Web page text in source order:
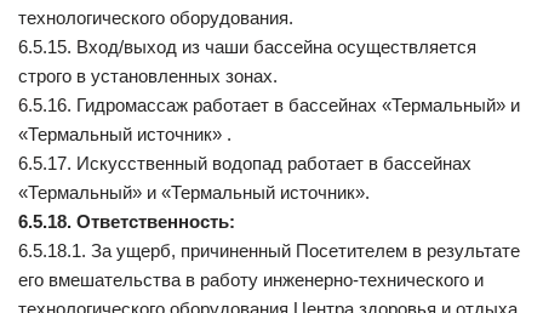
технологического оборудования.
6.5.15. Вход/выход из чаши бассейна осуществляется
строго в установленных зонах.
6.5.16. Гидромассаж работает в бассейнах «Термальный» и
«Термальный источник» .
6.5.17. Искусственный водопад работает в бассейнах
«Термальный» и «Термальный источник».
6.5.18. Ответственность:
6.5.18.1. За ущерб, причиненный Посетителем в результате
его вмешательства в работу инженерно-технического и
технологического оборудования Центра здоровья и отдыха